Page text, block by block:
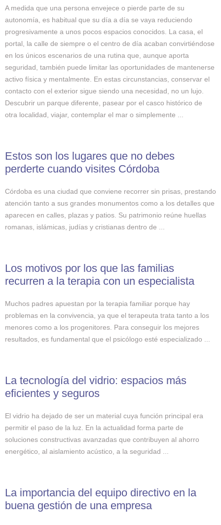
A medida que una persona envejece o pierde parte de su
autonomía, es habitual que su día a día se vaya reduciendo
progresivamente a unos pocos espacios conocidos. La casa, el
portal, la calle de siempre o el centro de día acaban convirtiéndose
en los únicos escenarios de una rutina que, aunque aporta
seguridad, también puede limitar las oportunidades de mantenerse
activo física y mentalmente. En estas circunstancias, conservar el
contacto con el exterior sigue siendo una necesidad, no un lujo.
Descubrir un parque diferente, pasear por el casco histórico de
otra localidad, viajar, contemplar el mar o simplemente ...
Estos son los lugares que no debes
perderte cuando visites Córdoba
Córdoba es una ciudad que conviene recorrer sin prisas, prestando
atención tanto a sus grandes monumentos como a los detalles que
aparecen en calles, plazas y patios. Su patrimonio reúne huellas
romanas, islámicas, judías y cristianas dentro de ...
Los motivos por los que las familias
recurren a la terapia con un especialista
Muchos padres apuestan por la terapia familiar porque hay
problemas en la convivencia, ya que el terapeuta trata tanto a los
menores como a los progenitores. Para conseguir los mejores
resultados, es fundamental que el psicólogo esté especializado ...
La tecnología del vidrio: espacios más
eficientes y seguros
El vidrio ha dejado de ser un material cuya función principal era
permitir el paso de la luz. En la actualidad forma parte de
soluciones constructivas avanzadas que contribuyen al ahorro
energético, al aislamiento acústico, a la seguridad ...
La importancia del equipo directivo en la
buena gestión de una empresa